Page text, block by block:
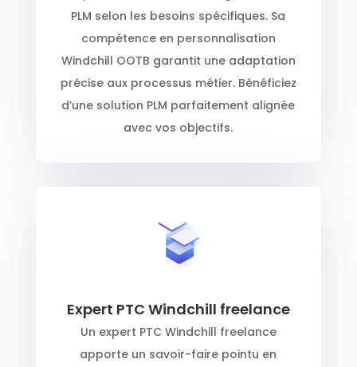
PLM selon les besoins spécifiques. Sa
compétence en personnalisation
Windchill OOTB garantit une adaptation
précise aux processus métier. Bénéficiez
d’une solution PLM parfaitement alignée
avec vos objectifs.
Expert PTC Windchill freelance
Un expert PTC Windchill freelance
apporte un savoir-faire pointu en